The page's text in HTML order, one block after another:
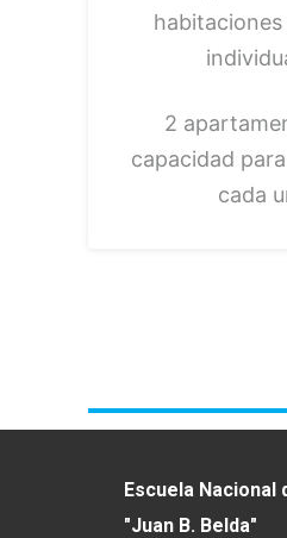
2
capacidad
cada
Escuela Nacional
"Juan B. Belda"